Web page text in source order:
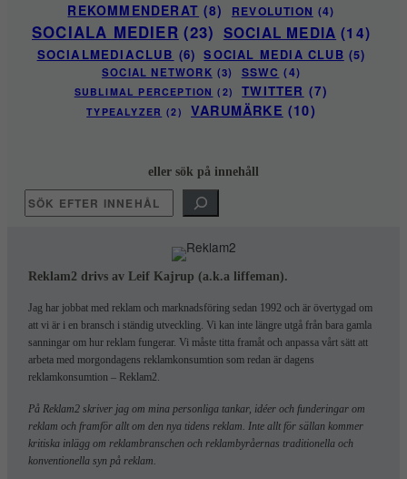
REKOMMENDERAT (8) REVOLUTION (4)
SOCIALA MEDIER (23) SOCIAL MEDIA (14)
SOCIALMEDIACLUB (6) SOCIAL MEDIA CLUB (5)
SOCIAL NETWORK (3) SSWC (4)
SUBLIMAL PERCEPTION (2) TWITTER (7)
TYPEALYZER (2) VARUMÄRKE (10)
eller sök på innehåll
SÖK
Reklam2 drivs av Leif Kajrup (a.k.a liffeman).
Jag har jobbat med reklam och marknadsföring sedan 1992 och är övertygad om
att vi är i en bransch i ständig utveckling. Vi kan inte längre utgå från bara gamla
sanningar om hur reklam fungerar. Vi måste titta framåt och anpassa vårt sätt att
arbeta med morgondagens reklamkonsumtion som redan är dagens
reklamkonsumtion – Reklam2.
På Reklam2 skriver jag om mina personliga tankar, idéer och funderingar om
reklam och framför allt om den nya tidens reklam. Inte allt för sällan kommer
kritiska inlägg om reklambranschen och reklambyråernas traditionella och
konventionella syn på reklam.